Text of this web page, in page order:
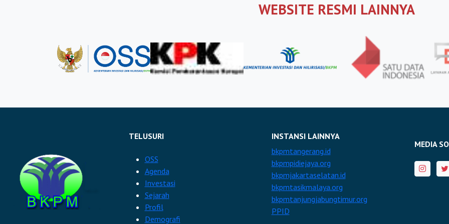
https://bkpmpurbalingga.org
https://bkpmrembang.org
https://bkpmkabsemarang.org
https://bkpmkabtegal.org
https://bkpmtemanggung.org
https://bkpmwonogiri.org
https://bkpmwonosobo.org
https://bkpmkotamagelang.org
WEBSITE RESMI LAINNYA
TELUSURI
OSS
Agenda
Investasi
Sejarah
Profil
Demografi
INSTANSI LAINNYA
bkpmtangerang.id
bkpmpidiejaya.org
bkpmjakartaselatan.id
bkpmtasikmalaya.org
bkpmtanjungjabungtimur.org
PPID
MEDIA